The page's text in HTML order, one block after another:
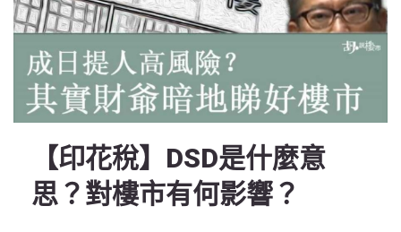
【印花稅】DSD是什麼意
思？對樓市有何影響？